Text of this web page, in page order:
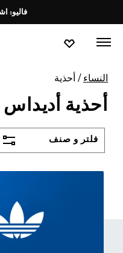
النساء أحذية
أحذية أديداس
فلتر و صنف